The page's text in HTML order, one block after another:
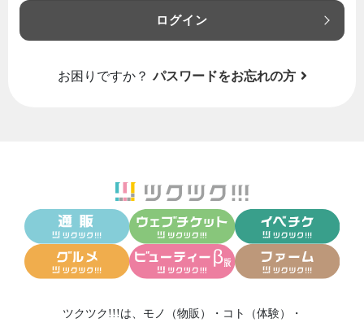
ログイン
お困りですか？ パスワードをお忘れの方
ツクツク!!!は、 モノ（物販） ・ コト（体験）
・